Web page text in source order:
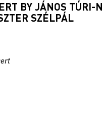
BY JÁNOS TÚRI-
SZÉLPÁL